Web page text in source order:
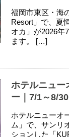
福岡市東区・海
Resort」で、夏
オカ」が2026年
ます。 […]
ホテルニュー
ー｜7/1～8/
ホテルニューオ
ム」で、サンリ
ションした「